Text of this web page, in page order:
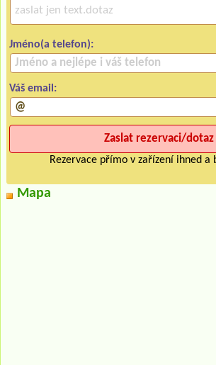
Jméno(a telefon):
Váš email:
Rezervace přímo v zařízení ihned a
Mapa